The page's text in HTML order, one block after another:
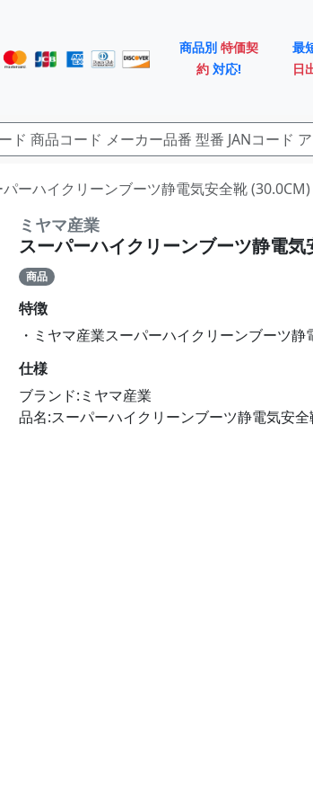
商品別 特価契
約 対応!
最
日
ーハイクリーンブーツ静電気安全靴
ミヤマ産業
スーパーハイクリーンブーツ静電
商品
特徴
・ミヤマ産業スーパーハイクリーンブーツ
仕様
ブランド:ミヤマ産業
品名:スーパーハイクリーンブーツ静電気安全